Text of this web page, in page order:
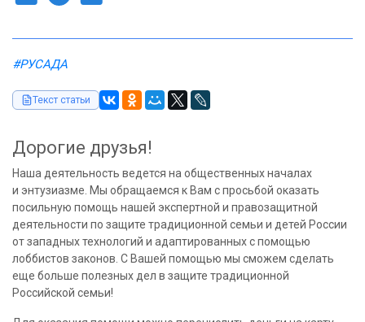
#РУСАДА
Текст статьи
Дорогие друзья!
Наша деятельность ведется на общественных началах
и энтузиазме. Мы обращаемся к Вам с просьбой оказать
посильную помощь нашей экспертной и правозащитной
деятельности по защите традиционной семьи и детей России
от западных технологий и адаптированных с помощью
лоббистов законов. С Вашей помощью мы сможем сделать
еще больше полезных дел в защите традиционной
Российской семьи!